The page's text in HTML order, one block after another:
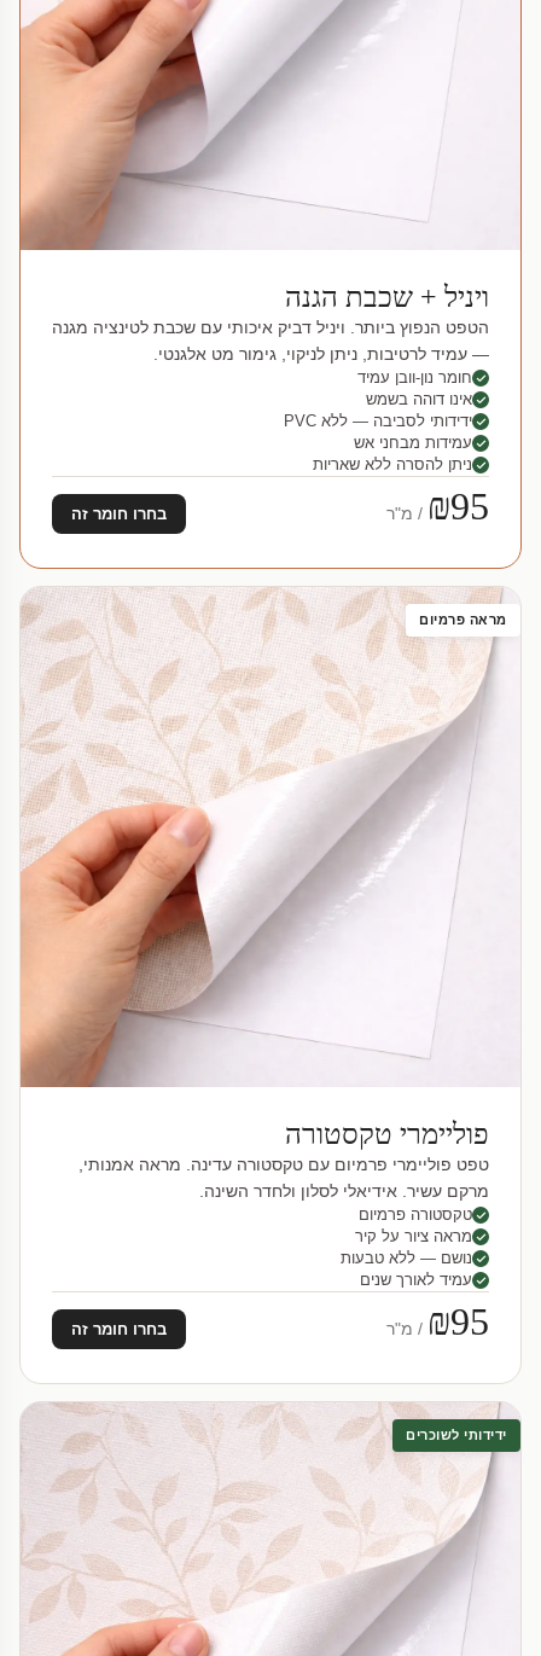
ויניל + שכבת הגנה
הטפט הנפוץ ביותר. ויניל דביק איכותי עם שכבת לטינציה מגנה
— עמיד לרטיבות, ניתן לניקוי, גימור מט אלגנטי.
חומר נון-וובן עמיד
אינו דוהה בשמש
ידידותי לסביבה — ללא PVC
עמידות מבחני אש
ניתן להסרה ללא שאריות
₪95 / מ"ר בחרו חומר זה
מראה פרמיום
פוליימרי טקסטורה
טפט פוליימרי פרמיום עם טקסטורה עדינה. מראה אמנותי,
מרקם עשיר. אידיאלי לסלון ולחדר השינה.
טקסטורה פרמיום
מראה ציור על קיר
נושם — ללא טבעות
עמיד לאורך שנים
₪95 / מ"ר בחרו חומר זה
ידידותי לשוכרים